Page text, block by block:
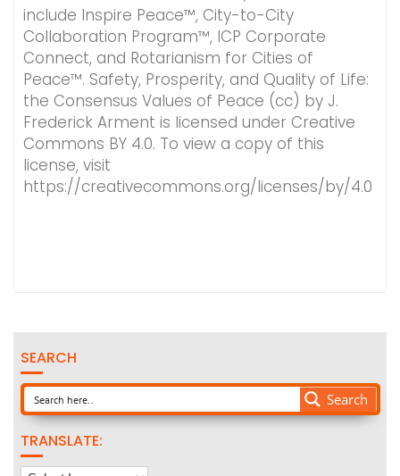
include Inspire Peace™, City-to-City
Collaboration Program™, ICP Corporate
Connect, and Rotarianism for Cities of
Peace™. Safety, Prosperity, and Quality of Life:
the Consensus Values of Peace (cc) by J.
Frederick Arment is licensed under Creative
Commons BY 4.0. To view a copy of this
license, visit
https://creativecommons.org/licenses/by/4.0
SEARCH
Search
TRANSLATE: